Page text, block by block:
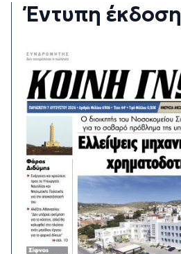
Έντυπη έκδοση